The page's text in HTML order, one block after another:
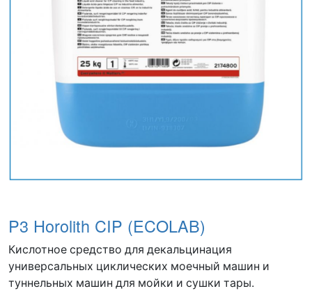
P3 Horolith CIP (ECOLAB)
Кислотное средство для декальцинация
универсальных циклических моечный машин и
туннельных машин для мойки и сушки тары.